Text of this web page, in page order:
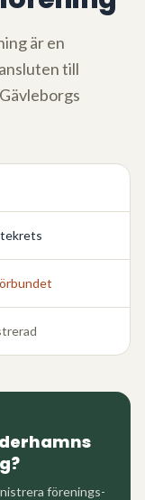
är en
till
Gävleborgs
?
förenings-